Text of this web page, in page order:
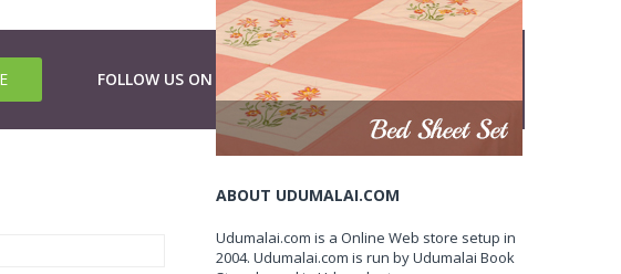
FOLLOW US ON
ABOUT UDUMALAI.COM
Udumalai.com is a Online Web store setup in
2004. Udumalai.com is run by Udumalai Book